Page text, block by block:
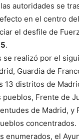
autoridades se
en el centro
el desfile de
.
se realizó por el
Guardia de
13 distritos de
pueblos, Frente de
de Madrid, y
concentrados.
enumerados, el